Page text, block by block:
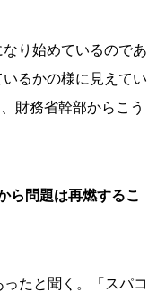
り始めているのであ
るかの様に見えてい
財務省幹部からこう
ら問題は再燃するこ
たと聞く。「スパコ